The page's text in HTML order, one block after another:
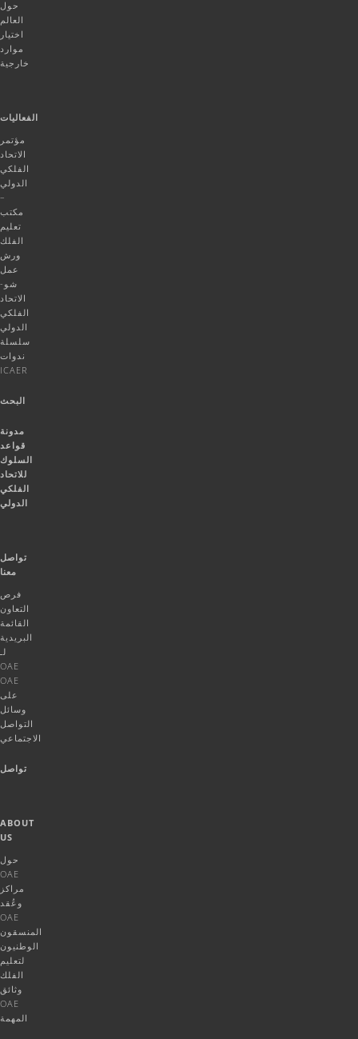
حول
العالم
اختيار
موارد
خارجية
الفعاليات
مؤتمر
الاتحاد
الفلكي
الدولي
–
مكتب
تعليم
الفلك
ورش
عمل
شو-
الاتحاد
الفلكي
الدولي
سلسلة
ندوات
ICAER
البحث
مدونة
قواعد
السلوك
للاتحاد
الفلكي
الدولي
تواصل
معنا
فرص
التعاون
القائمة
البريدية
لـ
OAE
OAE
على
وسائل
التواصل
الاجتماعي
تواصل
ABOUT
US
حول
OAE
مراكز
وعُقد
OAE
المنسقون
الوطنيون
لتعليم
الفلك
وثائق
OAE
المهمة